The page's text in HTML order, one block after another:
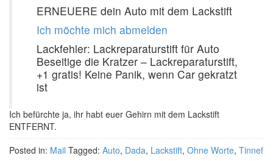
ERNEUERE dein Auto mit dem Lackstift
Ich möchte mich abmelden
Lackfehler: Lackreparaturstift für Auto
Beseitige die Kratzer – Lackreparaturstift,
+1 gratis! Keine Panik, wenn Car gekratzt
ist
Ich befürchte ja, ihr habt euer Gehirn mit dem Lackstift
ENTFERNT.
Posted in: Mail Tagged: Auto, Dada, Lackstift, Ohne Worte, Tinnef